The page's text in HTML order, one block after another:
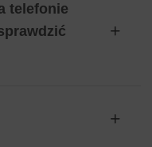
telefonie